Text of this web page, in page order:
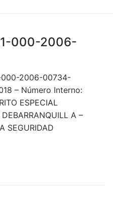
000-2006-
000-2006-00734-
– Número Interno:
ESPECIAL
A –
SEGURIDAD